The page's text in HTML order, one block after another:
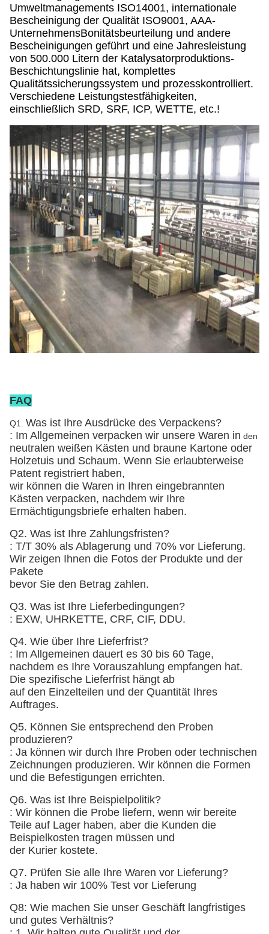
Umweltmanagements ISO14001, internationale
Bescheinigung der Qualität ISO9001, AAA-
UnternehmensBonitätsbeurteilung und andere
Bescheinigungen geführt und eine Jahresleistung
von 500.000 Litern der Katalysatorproduktions-
Beschichtungslinie hat, komplettes
Qualitätssicherungssystem und prozesskontrolliert.
Verschiedene Leistungstestfähigkeiten,
einschließlich SRD, SRF, ICP, WETTE, etc.!
FAQ
Q1. Was ist Ihre Ausdrücke des Verpackens?
: Im Allgemeinen verpacken wir unsere Waren in den
neutralen weißen Kästen und braune Kartone oder
Holzetuis und Schaum. Wenn Sie erlaubterweise
Patent registriert haben,
wir können die Waren in Ihren eingebrannten
Kästen verpacken, nachdem wir Ihre
Ermächtigungsbriefe erhalten haben.
Q2. Was ist Ihre Zahlungsfristen?
: T/T 30% als Ablagerung und 70% vor Lieferung.
Wir zeigen Ihnen die Fotos der Produkte und der
Pakete
bevor Sie den Betrag zahlen.
Q3. Was ist Ihre Lieferbedingungen?
: EXW, UHRKETTE, CRF, CIF, DDU.
Q4. Wie über Ihre Lieferfrist?
: Im Allgemeinen dauert es 30 bis 60 Tage,
nachdem es Ihre Vorauszahlung empfangen hat.
Die spezifische Lieferfrist hängt ab
auf den Einzelteilen und der Quantität Ihres
Auftrages.
Q5. Können Sie entsprechend den Proben
produzieren?
: Ja können wir durch Ihre Proben oder technischen
Zeichnungen produzieren. Wir können die Formen
und die Befestigungen errichten.
Q6. Was ist Ihre Beispielpolitik?
: Wir können die Probe liefern, wenn wir bereite
Teile auf Lager haben, aber die Kunden die
Beispielkosten tragen müssen und
der Kurier kostete.
Q7. Prüfen Sie alle Ihre Waren vor Lieferung?
: Ja haben wir 100% Test vor Lieferung
Q8: Wie machen Sie unser Geschäft langfristiges
und gutes Verhältnis?